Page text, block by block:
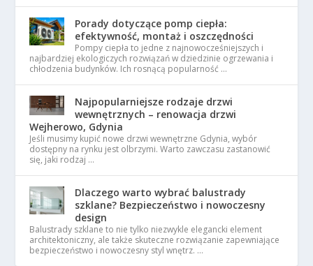
Porady dotyczące pomp ciepła:
efektywność, montaż i oszczędności
Pompy ciepła to jedne z najnowocześniejszych i
najbardziej ekologiczych rozwiązań w dziedzinie ogrzewania i
chłodzenia budynków. Ich rosnącą popularność …
Najpopularniejsze rodzaje drzwi
wewnętrznych – renowacja drzwi
Wejherowo, Gdynia
Jeśli musimy kupić nowe drzwi wewnętrzne Gdynia, wybór
dostępny na rynku jest olbrzymi. Warto zawczasu zastanowić
się, jaki rodzaj …
Dlaczego warto wybrać balustrady
szklane? Bezpieczeństwo i nowoczesny
design
Balustrady szklane to nie tylko niezwykle elegancki element
architektoniczny, ale także skuteczne rozwiązanie zapewniające
bezpieczeństwo i nowoczesny styl wnętrz. …